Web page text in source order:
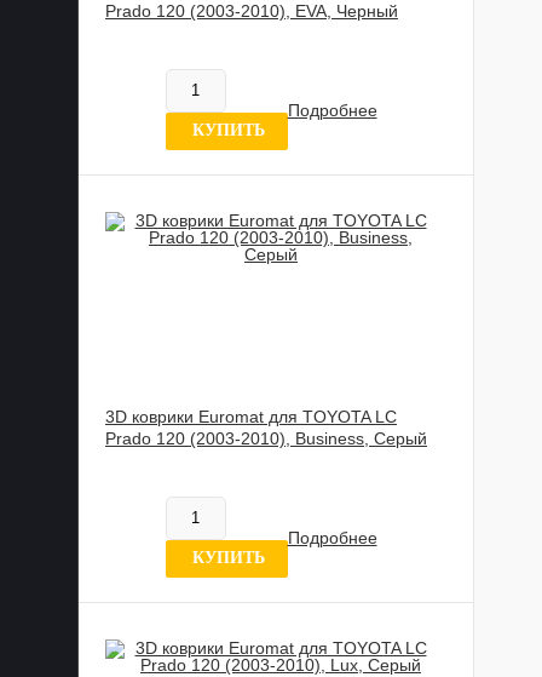
Prado 120 (2003-2010), EVA, Черный
В наличии
8 отзывов
КУПИТЬ
Подробнее
3D коврики Euromat для TOYOTA LС
Prado 120 (2003-2010), Business, Серый
В наличии
8 отзывов
КУПИТЬ
Подробнее